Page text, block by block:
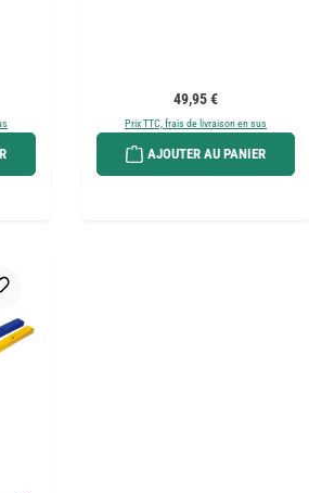
Prix régulier :
49,95 €
Prix TTC, frais de livraison en sus
AJOUTER AU PANIER